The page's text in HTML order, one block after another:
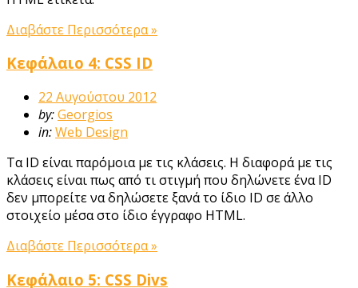
Διαβάστε Περισσότερα »
Κεφάλαιο 4: CSS ID
22 Αυγούστου 2012
by:Georgios
in:Web Design
Τα ID είναι παρόμοια με τις κλάσεις. Η διαφορά με τις
κλάσεις είναι πως από τι στιγμή που δηλώνετε ένα ID
δεν μπορείτε να δηλώσετε ξανά το ίδιο ID σε άλλο
στοιχείο μέσα στο ίδιο έγγραφο HTML.
Διαβάστε Περισσότερα »
Κεφάλαιο 5: CSS Divs